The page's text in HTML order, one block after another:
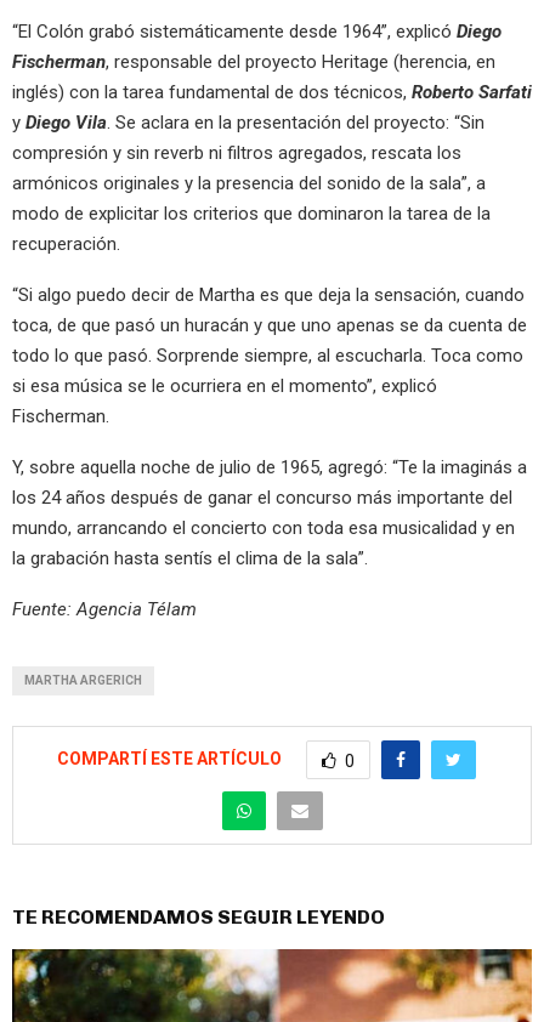
“El Colón grabó sistemáticamente desde 1964”, explicó Diego
Fischerman, responsable del proyecto Heritage (herencia, en
inglés) con la tarea fundamental de dos técnicos, Roberto Sarfati
y Diego Vila. Se aclara en la presentación del proyecto: “Sin
compresión y sin reverb ni filtros agregados, rescata los
armónicos originales y la presencia del sonido de la sala”, a
modo de explicitar los criterios que dominaron la tarea de la
recuperación.
“Si algo puedo decir de Martha es que deja la sensación, cuando
toca, de que pasó un huracán y que uno apenas se da cuenta de
todo lo que pasó. Sorprende siempre, al escucharla. Toca como
si esa música se le ocurriera en el momento”, explicó
Fischerman.
Y, sobre aquella noche de julio de 1965, agregó: “Te la imaginás a
los 24 años después de ganar el concurso más importante del
mundo, arrancando el concierto con toda esa musicalidad y en
la grabación hasta sentís el clima de la sala”.
Fuente: Agencia Télam
MARTHA ARGERICH
COMPARTÍ ESTE ARTÍCULO 0
TE RECOMENDAMOS SEGUIR LEYENDO